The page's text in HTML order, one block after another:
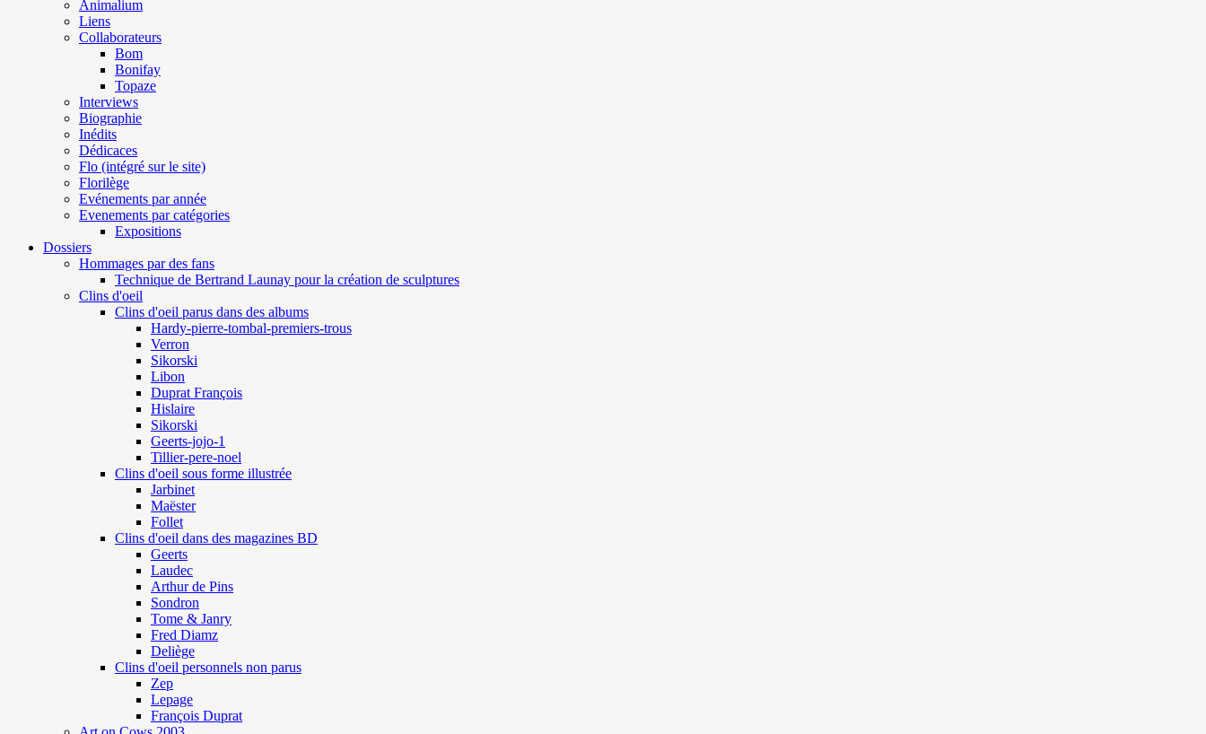
Animalium
Liens
Collaborateurs
Bom
Bonifay
Topaze
Interviews
Biographie
Inédits
Dédicaces
Flo (intégré sur le site)
Florilège
Evénements par année
Evenements par catégories
Expositions
Dossiers
Hommages par des fans
Technique de Bertrand Launay pour la création de sculptures
Clins d'oeil
Clins d'oeil parus dans des albums
Hardy-pierre-tombal-premiers-trous
Verron
Sikorski
Libon
Duprat François
Hislaire
Sikorski
Geerts-jojo-1
Tillier-pere-noel
Clins d'oeil sous forme illustrée
Jarbinet
Maëster
Follet
Clins d'oeil dans des magazines BD
Geerts
Laudec
Arthur de Pins
Sondron
Tome & Janry
Fred Diamz
Deliège
Clins d'oeil personnels non parus
Zep
Lepage
François Duprat